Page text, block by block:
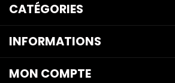
CATÉGORIES
INFORMATIONS
MON COMPTE